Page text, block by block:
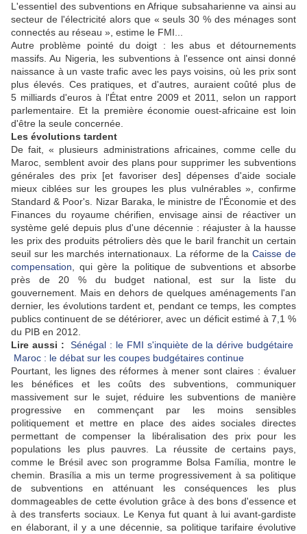
L'essentiel des subventions en Afrique subsaharienne va ainsi au
secteur de l'électricité alors que « seuls 30 % des ménages sont
connectés au réseau », estime le FMI...
Autre problème pointé du doigt : les abus et détournements
massifs. Au Nigeria, les subventions à l'essence ont ainsi donné
naissance à un vaste trafic avec les pays voisins, où les prix sont
plus élevés. Ces pratiques, et d'autres, auraient coûté plus de
5 milliards d'euros à l'État entre 2009 et 2011, selon un rapport
parlementaire. Et la première économie ouest-africaine est loin
d'être la seule concernée.
Les évolutions tardent
De fait, « plusieurs administrations africaines, comme celle du
Maroc, semblent avoir des plans pour supprimer les subventions
générales des prix [et favoriser des] dépenses d'aide sociale
mieux ciblées sur les groupes les plus vulnérables », confirme
Standard & Poor's. Nizar Baraka, le ministre de l'Économie et des
Finances du royaume chérifien, envisage ainsi de réactiver un
système gelé depuis plus d'une décennie : réajuster à la hausse
les prix des produits pétroliers dès que le baril franchit un certain
seuil sur les marchés internationaux. La réforme de laCaisse de
compensation , qui gère la politique de subventions et absorbe
près de 20 % du budget national, est sur la liste du
gouvernement. Mais en dehors de quelques aménagements l'an
dernier, les évolutions tardent et, pendant ce temps, les comptes
publics continuent de se détériorer, avec un déficit estimé à 7,1 %
du PIB en 2012.
Lire aussi :Sénégal : le FMI s'inquiète de la dérive budgétaire
Maroc : le débat sur les coupes budgétaires continue
Pourtant, les lignes des réformes à mener sont claires : évaluer
les bénéfices et les coûts des subventions, communiquer
massivement sur le sujet, réduire les subventions de manière
progressive en commençant par les moins sensibles
politiquement et mettre en place des aides sociales directes
permettant de compenser la libéralisation des prix pour les
populations les plus pauvres. La réussite de certains pays,
comme le Brésil avec son programme Bolsa Família, montre le
chemin. Brasília a mis un terme progressivement à sa politique
de subventions en atténuant les conséquences les plus
dommageables de cette évolution grâce à des bons d'essence et
à des transferts sociaux. Le Kenya fut quant à lui avant-gardiste
en élaborant, il y a une décennie, sa politique tarifaire évolutive